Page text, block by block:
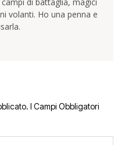
volanti. Ho una penna e
I Campi Obbligatori